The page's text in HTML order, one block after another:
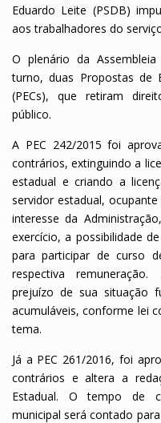
Eduardo Leite (PSDB)
aos trabalhadores do
O plenário da
turno, duas Propostas de
(PECs), que retiram
público.
A PEC 242/2015 foi
contrários, extinguindo a
estadual e criando a
servidor estadual,
interesse da
exercício, a possibilidade
para participar de curso
respectiva
prejuízo de sua situação
acumuláveis, conforme lei
tema.
Já a PEC 261/2016, foi
contrários e altera a
Estadual. O tempo de
municipal será contado